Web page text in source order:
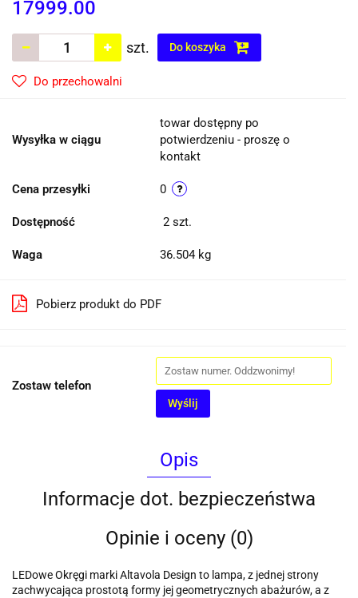
17999.00
szt. Do koszyka
Do przechowalni
Wysyłka w ciągu
towar dostępny po
potwierdzeniu - proszę o
kontakt
Cena przesyłki 0
Dostępność 2 szt.
Waga 36.504 kg
Pobierz produkt do PDF
Zostaw telefon
Wyślij
Opis
Informacje dot. bezpieczeństwa
Opinie i oceny (0)
LEDowe Okręgi marki Altavola Design to lampa, z jednej strony
zachwycająca prostotą formy jej geometrycznych abażurów, a z